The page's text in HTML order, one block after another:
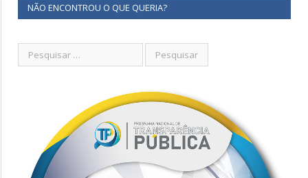
NÃO ENCONTROU O QUE QUERIA?